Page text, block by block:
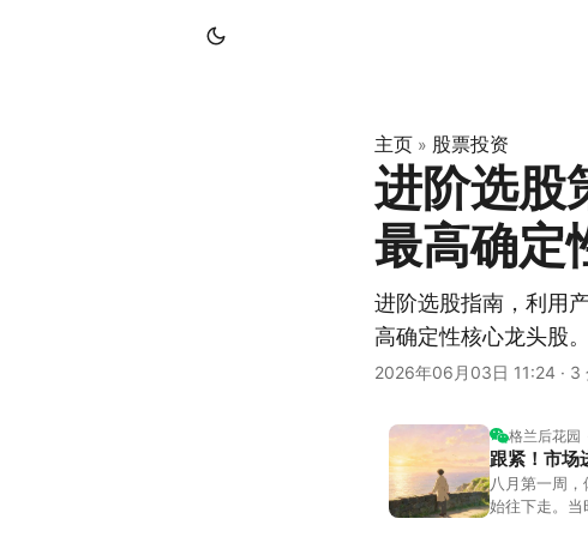
主页 » 股票投资
进阶选股
最高确定
进阶选股指南，利用
高确定性核心龙头股。
2026年06月03日 11:24 · 3
格兰后花园
跟紧！市场
八月第一周
始往下走。当